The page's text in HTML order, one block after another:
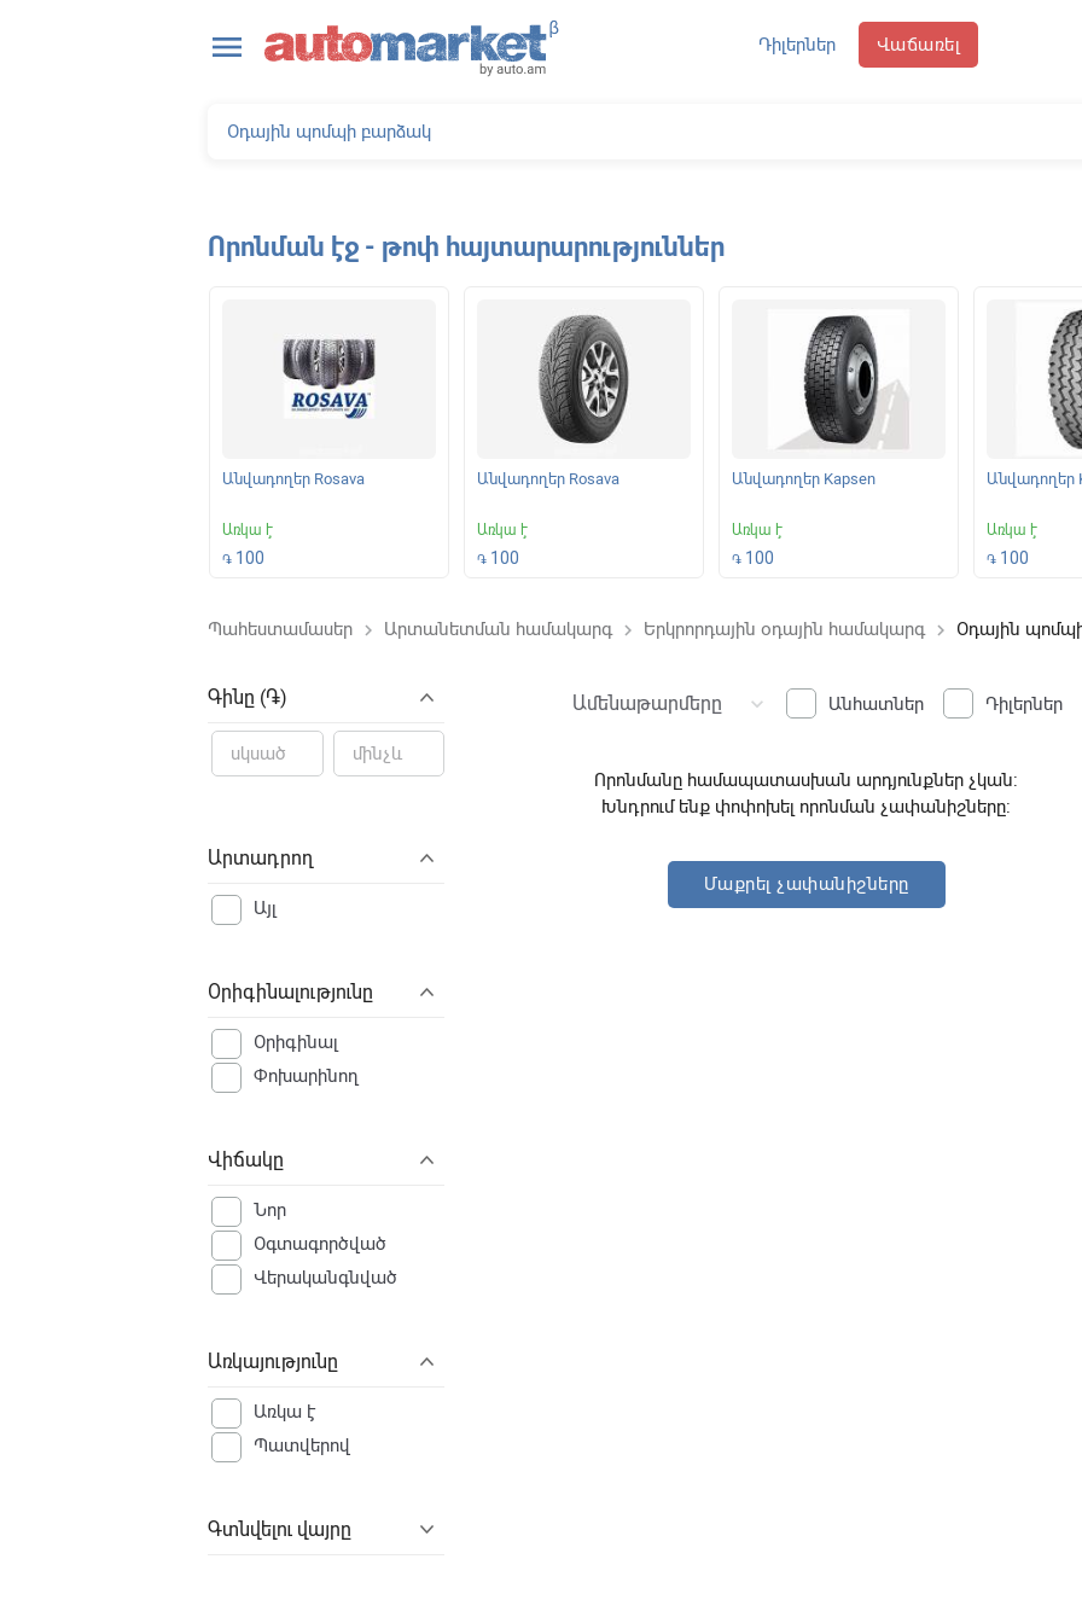
menu Դիլերներ Վաճառել
Որոնման էջ - թոփ հայտարարություններ
Անվադողեր Rosava
Առկա է
֏ 100
Անվադողեր Rosava
Առկա է
֏ 100
Անվադողեր Kapsen
Առկա է
֏ 100
Անվադողեր
Առկա է
֏ 100
Պահեստամասեր keyboard_arrow_right Արտանետման համակարգ keyboard_arrow_right Երկրորդային օդային համակարգ keyboard_arrow_right Օդային
Գինը (֏)
Արտադրող
Այլ
Օրիգինալությունը
Օրիգինալ
Փոխարինող
Վիճակը
Նոր
Օգտագործված
Վերականգնված
Առկայությունը
Առկա է
Պատվերով
Գտնվելու վայրը
Ամենաթարմերը keyboard_arrow_down Անհատներ Դիլերներ
Որոնմանը համապատասխան արդյունքներ չկան:
Խնդրում ենք փոփոխել որոնման չափանիշները:
Մաքրել չափանիշները